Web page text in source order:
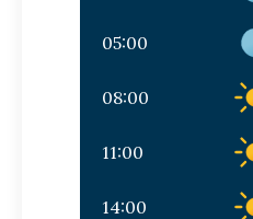
05:00
08:00
11:00
14:00